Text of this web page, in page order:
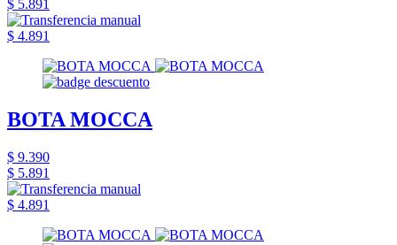
$ 5.891
$ 4.891
BOTA MOCCA
$ 9.390
$ 5.891
$ 4.891